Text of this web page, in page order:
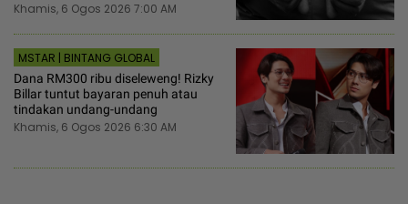
Khamis, 6 Ogos 2026 7:00 AM
MSTAR | BINTANG GLOBAL
Dana RM300 ribu diseleweng! Rizky
Billar tuntut bayaran penuh atau
tindakan undang-undang
Khamis, 6 Ogos 2026 6:30 AM